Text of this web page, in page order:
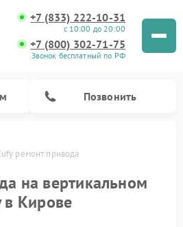
+7 (833) 222-10-31
с 10:00 до 20:00
+7 (800) 302-71-75
Звонок бесплатный по РФ
Позвонить
ремонт привода
на вертикальном
в Кирове